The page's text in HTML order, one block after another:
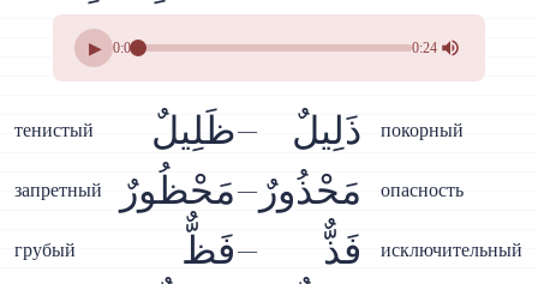
▶ 0:00 0:24
тенистый ظَلِيلٌ— ذَلِيلٌ покорный
запретный مَحْظُورٌ — مَحْذُورٌ опасность
грубый فَظٌّ — فَذٌّ исключительный